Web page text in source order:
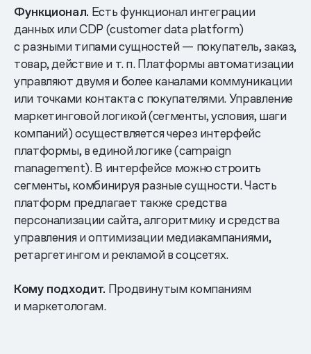
Функционал. Есть функционал интеграции
данных или CDP (customer data platform)
с разными типами сущностей — покупатель, заказ,
товар, действие и т. п. Платформы автоматизации
управляют двумя и более каналами коммуникации
или точками контакта с покупателями. Управление
маркетинговой логикой (сегменты, условия, шаги
компаний) осуществляется через интерфейс
платформы, в единой логике (campaign
management). В интерфейсе можно строить
сегменты, комбинируя разные сущности. Часть
платформ предлагает также средства
персонализации сайта, алгоритмику и средства
управления и оптимизации медиакампаниями,
ретаргетингом и рекламой в соцсетях.
Кому подходит. Продвинутым компаниям
и маркетологам.